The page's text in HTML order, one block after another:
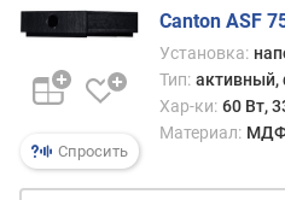
Б
)
м
а
с
.
Спросить
Canton ASF
Установка:
Тип: активный,
Хар-ки: 60 Вт,
Материал: